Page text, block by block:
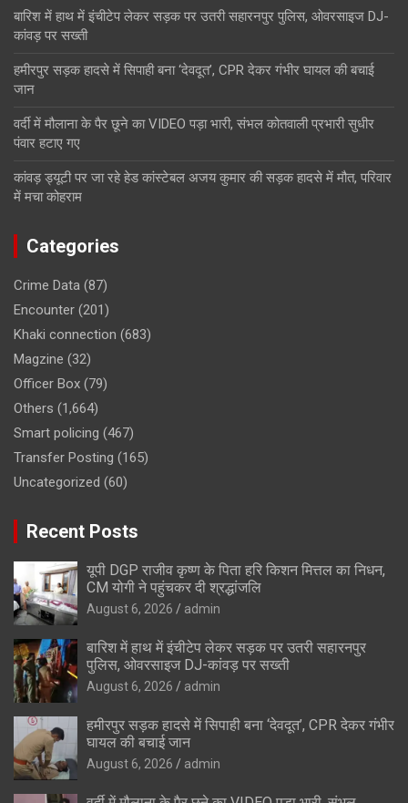
बारिश में हाथ में इंचीटेप लेकर सड़क पर उतरी सहारनपुर पुलिस, ओवरसाइज DJ-
कांवड़ पर सख्ती
हमीरपुर सड़क हादसे में सिपाही बना ‘देवदूत’, CPR देकर गंभीर घायल की बचाई
जान
वर्दी में मौलाना के पैर छूने का VIDEO पड़ा भारी, संभल कोतवाली प्रभारी सुधीर
पंवार हटाए गए
कांवड़ ड्यूटी पर जा रहे हेड कांस्टेबल अजय कुमार की सड़क हादसे में मौत, परिवार
में मचा कोहराम
Categories
Crime Data (87)
Encounter (201)
Khaki connection (683)
Magzine (32)
Officer Box (79)
Others (1,664)
Smart policing (467)
Transfer Posting (165)
Uncategorized (60)
Recent Posts
यूपी DGP राजीव कृष्ण के पिता हरि किशन मित्तल का निधन,
CM योगी ने पहुंचकर दी श्रद्धांजलि
August 6, 2026 admin
बारिश में हाथ में इंचीटेप लेकर सड़क पर उतरी सहारनपुर
पुलिस, ओवरसाइज DJ-कांवड़ पर सख्ती
August 6, 2026 admin
हमीरपुर सड़क हादसे में सिपाही बना ‘देवदूत’, CPR देकर गंभीर
घायल की बचाई जान
August 6, 2026 admin